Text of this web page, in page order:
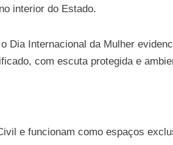
interior do Estado.
Dia Internacional da Mulher
com escuta protegida e
e funcionam como espaços